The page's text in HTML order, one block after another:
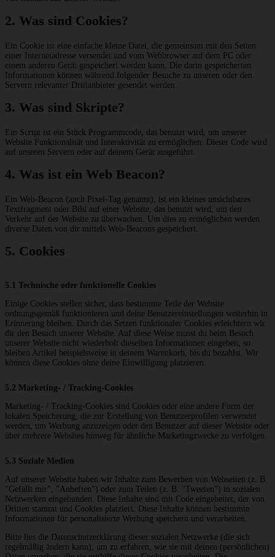
2. Was sind Cookies?
Ein Cookie ist eine einfache kleine Datei, die gemeinsam mit den Seiten
einer Internetadresse versendet und vom Webbrowser auf dem PC oder
einem anderen Gerät gespeichert werden kann. Die darin gespeicherten
Informationen können während folgender Besuche zu unseren oder den
Servern relevanter Drittanbieter gesendet werden.
3. Was sind Skripte?
Ein Script ist ein Stück Programmcode, das benutzt wird, um unserer
Website Funktionalität und Interaktivität zu ermöglichen. Dieser Code wird
auf unseren Servern oder auf deinem Gerät ausgeführt.
4. Was ist ein Web Beacon?
Ein Web-Beacon (auch Pixel-Tag genannt), ist ein kleines unsichtbares
Textfragment oder Bild auf einer Website, das benutzt wird, um den
Verkehr auf der Website zu überwachen. Um dies zu ermöglichen werden
diverse Daten von dir mittels Web-Beacons gespeichert.
5. Cookies
5.1 Technische oder funktionelle Cookies
Einige Cookies stellen sicher, dass bestimmte Teile der Website
ordnungsgemäß funktionieren und deine Benutzereinstellungen weiterhin in
Erinnerung bleiben. Durch das Setzen funktionaler Cookies erleichtern wir
dir den Besuch unserer Website. Auf diese Weise musst du beim Besuch
unserer Website nicht wiederholt dieselben Informationen eingeben, so
bleiben Artikel beispielsweise in deinem Warenkorb, bis du bezahlst. Wir
können diese Cookies ohne deine Einwilligung platzieren.
5.2 Marketing- / Tracking-Cookies
Marketing- / Tracking-Cookies sind Cookies oder eine andere Form der
lokalen Speicherung, die zur Erstellung von Benutzerprofilen verwendet
werden, um Werbung anzuzeigen oder den Benutzer auf dieser Website oder
über mehrere Websites hinweg für ähnliche Marketingzwecke zu verfolgen.
5.3 Soziale Medien
Auf unserer Website haben wir Inhalte zum Bewerben von Webseiten (z. B.
"Gefällt mir", "Anheften") oder zum Teilen (z. B. "Tweeten") in sozialen
Netzwerken eingebunden. Diese Inhalte sind mit Code eingebettet, der von
Dritten stammt und Cookies platziert. Diese Inhalte können bestimmte
Informationen für personalisierte Werbung speichern und verarbeiten.
Bitte lies die Datenschutzerklärung dieser sozialen Netzwerke (die sich
regelmäßig ändern kann), um zu erfahren, wie sie mit deinen (persönlichen)